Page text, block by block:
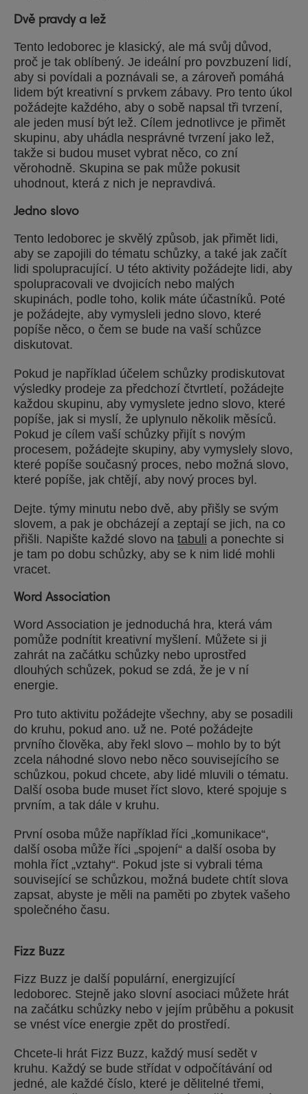
Dvě pravdy a lež
Tento ledoborec je klasický, ale má svůj důvod,
proč je tak oblíbený. Je ideální pro povzbuzení lidí,
aby si povídali a poznávali se, a zároveň pomáhá
lidem být kreativní s prvkem zábavy. Pro tento úkol
požádejte každého, aby o sobě napsal tři tvrzení,
ale jeden musí být lež. Cílem jednotlivce je přimět
skupinu, aby uhádla nesprávné tvrzení jako lež,
takže si budou muset vybrat něco, co zní
věrohodně. Skupina se pak může pokusit
uhodnout, která z nich je nepravdivá.
Jedno slovo
Tento ledoborec je skvělý způsob, jak přimět lidi,
aby se zapojili do tématu schůzky, a také jak začít
lidi spolupracující. U této aktivity požádejte lidi, aby
spolupracovali ve dvojicích nebo malých
skupinách, podle toho, kolik máte účastníků. Poté
je požádejte, aby vymysleli jedno slovo, které
popíše něco, o čem se bude na vaší schůzce
diskutovat.
Pokud je například účelem schůzky prodiskutovat
výsledky prodeje za předchozí čtvrtletí, požádejte
každou skupinu, aby vymyslete jedno slovo, které
popíše, jak si myslí, že uplynulo několik měsíců.
Pokud je cílem vaší schůzky přijít s novým
procesem, požádejte skupiny, aby vymyslely slovo,
které popíše současný proces, nebo možná slovo,
které popíše, jak chtějí, aby nový proces byl.
Dejte. týmy minutu nebo dvě, aby přišly se svým
slovem, a pak je obcházejí a zeptají se jich, na co
přišli. Napište každé slovo na tabuli a ponechte si
je tam po dobu schůzky, aby se k nim lidé mohli
vracet.
Word Association
Word Association je jednoduchá hra, která vám
pomůže podnítit kreativní myšlení. Můžete si ji
zahrát na začátku schůzky nebo uprostřed
dlouhých schůzek, pokud se zdá, že je v ní
energie.
Pro tuto aktivitu požádejte všechny, aby se posadili
do kruhu, pokud ano. už ne. Poté požádejte
prvního člověka, aby řekl slovo – mohlo by to být
zcela náhodné slovo nebo něco souvisejícího se
schůzkou, pokud chcete, aby lidé mluvili o tématu.
Další osoba bude muset říct slovo, které spojuje s
prvním, a tak dále v kruhu.
První osoba může například říci „komunikace“,
další osoba může říci „spojení“ a další osoba by
mohla říct „vztahy“. Pokud jste si vybrali téma
související se schůzkou, možná budete chtít slova
zapsat, abyste je měli na paměti po zbytek vašeho
společného času.
Fizz Buzz
Fizz Buzz je další populární, energizující
ledoborec. Stejně jako slovní asociaci můžete hrát
na začátku schůzky nebo v jejím průběhu a pokusit
se vnést více energie zpět do prostředí.
Chcete-li hrát Fizz Buzz, každý musí sedět v
kruhu. Každý se bude střídat v odpočítávání od
jedné, ale každé číslo, které je dělitelné třemi,